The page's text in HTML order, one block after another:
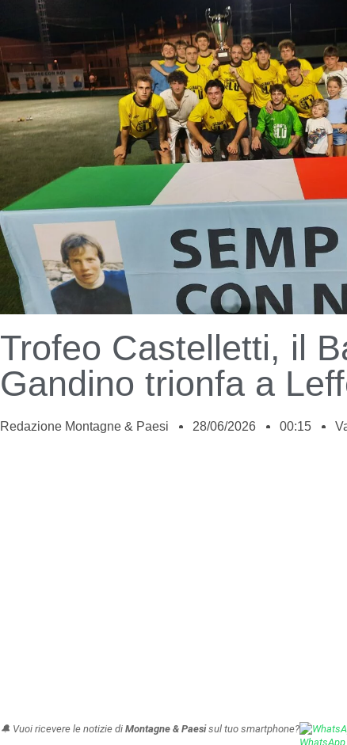
Trofeo Castelletti, il
Gandino trionfa a
Redazione Montagne & Paesi 28/06/2026 00:15
🔔 Vuoi ricevere le notizie di Montagne & Paesisul tuo smartphone?